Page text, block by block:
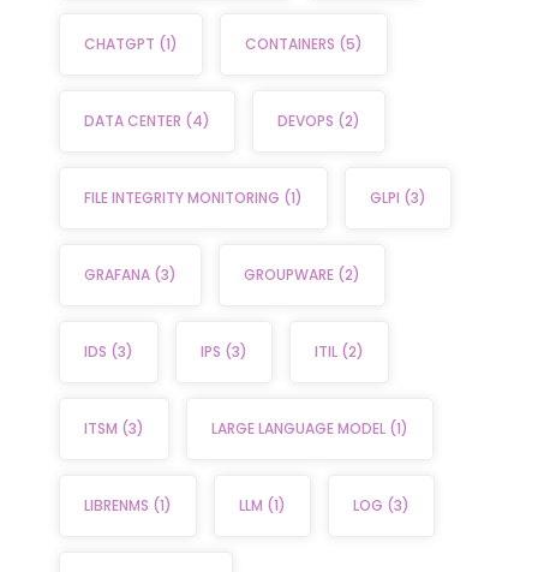
CHATGPT (1) CONTAINERS (5)
DATA CENTER (4) DEVOPS (2)
FILE INTEGRITY MONITORING (1) GLPI (3)
GRAFANA (3) GROUPWARE (2)
IDS (3) IPS (3) ITIL (2)
ITSM (3) LARGE LANGUAGE MODEL (1)
LIBRENMS (1) LLM (1) LOG (3)